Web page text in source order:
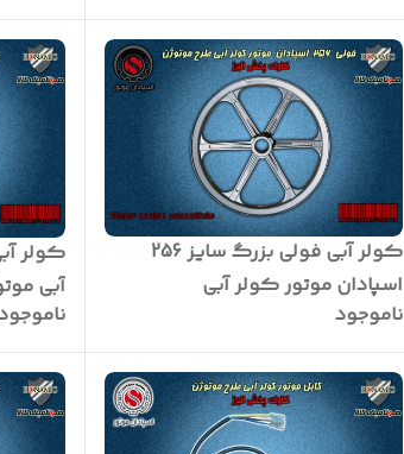
کولر آبی فولی بزرگ سایز 256
اسپادان موتور کولر آبی
ناموجود
کولر
آبی